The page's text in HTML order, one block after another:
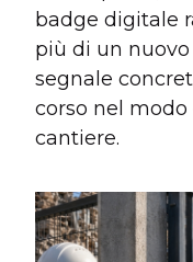
badge digitale
più di un
segnale
corso nel modo
cantiere.